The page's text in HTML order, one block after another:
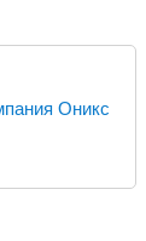
Оникс